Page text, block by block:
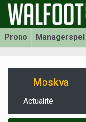
Prono Managerspel
Moskva
Actualité